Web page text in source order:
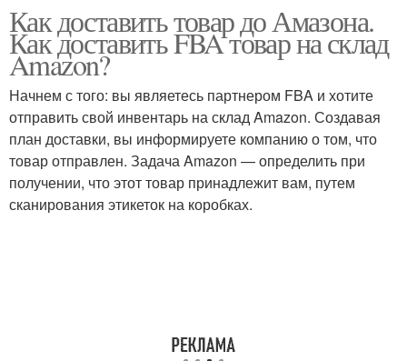
Как доставить товар до Амазона.
Как доставить FBA товар на склад
Amazon?
Начнем с того: вы являетесь партнером FBA и хотите
отправить свой инвентарь на склад Amazon. Создавая
план доставки, вы информируете компанию о том, что
товар отправлен. Задача Amazon — определить при
получении, что этот товар принадлежит вам, путем
сканирования этикеток на коробках.